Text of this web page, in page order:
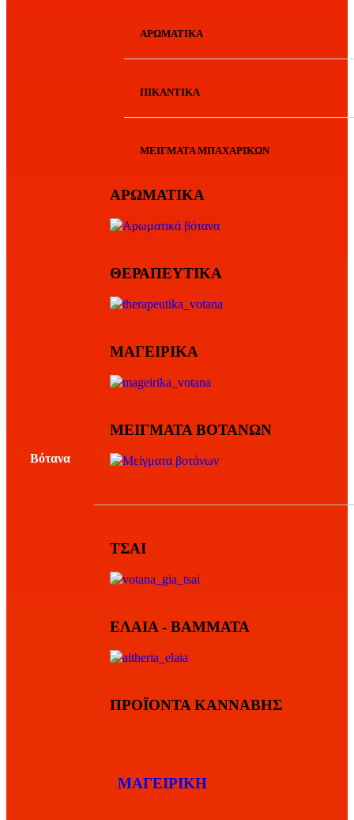
ΑΡΩΜΑΤΙΚΑ
ΠΙΚΑΝΤΙΚΑ
ΜΕΙΓΜΑΤΑ ΜΠΑΧΑΡΙΚΩΝ
Βότανα
ΑΡΩΜΑΤΙΚΑ
ΘΕΡΑΠΕΥΤΙΚΑ
ΜΑΓΕΙΡΙΚΑ
ΜΕΙΓΜΑΤΑ ΒΟΤΑΝΩΝ
ΤΣΑΙ
ΕΛΑΙΑ - ΒΑΜΜΑΤΑ
ΠΡΟΪΟΝΤΑ ΚΑΝΝΑΒΗΣ
ΜΑΓΕΙΡΙΚΗ